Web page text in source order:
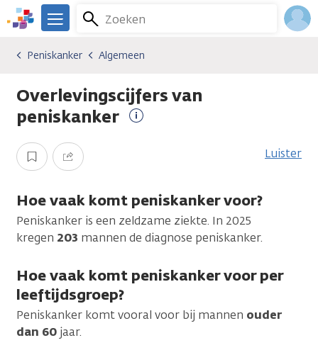
Overslaan
en
gaan
We
er
je.
Kanker.nl
Zoeken
Menu
Kankersoorten
Peniskanker
Algemeen
Peniskanker Algemeen
Overlevingscijfers van
peniskanker
Opslaan Delen Luister
Hoe vaak komt peniskanker voor?
Peniskanker is een zeldzame ziekte. In 2025
kregen 203 mannen de diagnose peniskanker.
Hoe vaak komt peniskanker voor per
leeftijdsgroep?
Peniskanker komt vooral voor bij mannen ouder
dan 60 jaar.